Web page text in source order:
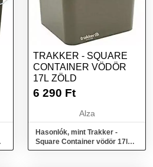
TRAKKER - SQUARE
CONTAINER VÖDÖR
17L ZÖLD
6 290 Ft
Alza
Hasonlók, mint Trakker -
Square Container vödör 17l
zöld